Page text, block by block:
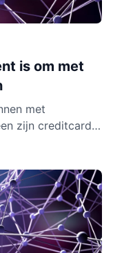
is om met
met
zijn creditcard
geven, een paar